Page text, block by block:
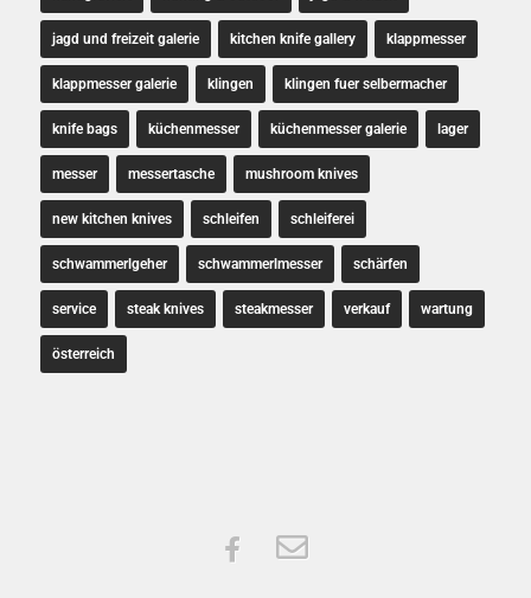
jagd und freizeit galerie kitchen knife gallery klappmesser
klappmesser galerie klingen klingen fuer selbermacher
knife bags küchenmesser küchenmesser galerie lager
messer messertasche mushroom knives
new kitchen knives schleifen schleiferei
schwammerlgeher schwammerlmesser schärfen
service steak knives steakmesser verkauf wartung
österreich